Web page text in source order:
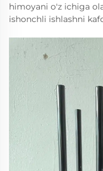
himoyani o'z ichiga
ishonchli ishlashni